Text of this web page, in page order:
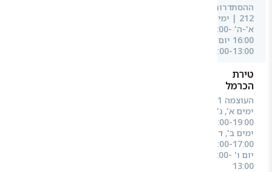
ההסתדרות
212 | ימים
א'-ה' 08:00-
16:00 יום ו'
08:00-13:00
טירת
הכרמל
ימים א', ג', ה'
07:00-19:00
ימים ב', ד'
07:00-17:00
יום ו' 07:00-
13:00